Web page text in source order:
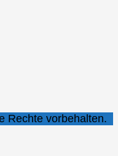
Rechte vorbehalten.